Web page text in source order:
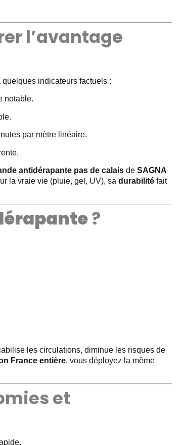
l’avantage
indicateurs factuels :
notable.
par mètre linéaire.
antidérapante pas de calaisde SAGNA
la vraie vie (pluie, gel, UV), sa durabilitéfait
?
les circulations, diminue les risques de
France entière, vous déployez la même
et